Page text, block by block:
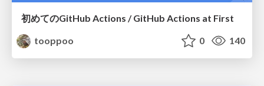
初めてのGitHub Actions / GitHub Actions at First
tooppoo
0 140